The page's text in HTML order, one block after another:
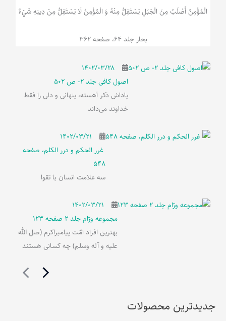
الْمُؤْمِنُ‌ أَصْلَبُ‌ مِنَ‌ الْجَبَلِ‌ یَسْتَقِلُّ مِنْهُ وَ الْمُؤْمِنُ لَا يَسْتَقِلُّ مِنْ دِينِهِ شَيْ‌ءٌ
بحار جلد 64، صفحه 362
۱۴۰۲/۰۳/۲۸
اصول کافی جلد 2- ص 502
پاداش ذکر آهسته، پنهانی و دلی را فقط
خداوند می‌داند
۱۴۰۲/۰۳/۲۱
غرر الحکم و درر الکلم، صفحه
548
سه علامت انسان با تقوا
۱۴۰۲/۰۳/۲۱
مجموعه ورّام جلد 2 صفحه 123
بهترین افراد امّت پیامبراکرم (صل الله
علیه و آله وسلم) چه کسانی هستند
جدیدترین محصولات